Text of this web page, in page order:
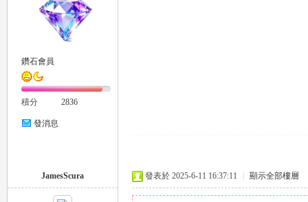
機
鑽石會員
積分 2836
發消息
JamesScura 發表於 2025-6-11 16:37:11 顯示全部樓層